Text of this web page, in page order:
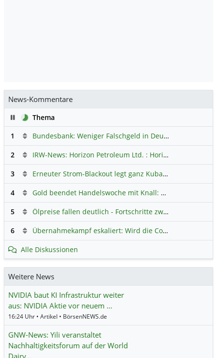
News-Kommentare
PauseThema
1
Bundesbank: Weniger Falschgeld in Deutschland
2 IRW-News: Horizon Petroleum Ltd. : Horizon Petroleum beginnt mit der Testförderung im Projekt Lachowice in Polen und schließt die Platzierung einer überzeichneten Wandelanleihe ab
3 Erneuter Strom-Blackout legt ganz Kuba lahm
4 Gold beendet Handelswoche mit Knall: Barrick Mining – Ist diese Aktie wieder ein Kauf?
5 Ölpreise fallen deutlich - Fortschritte zwischen USA und Iran belasten
6 Übernahmekampf eskaliert: Wird die Commerzbank italienisch?
Alle Diskussionen
Weitere News
NVIDIA baut KI Infrastruktur weiter
aus: NVIDIA Aktie vor neuem …
16:24 Uhr • Artikel • BörsenNEWS.de
GNW-News: Yili veranstaltet
Nachhaltigkeitsforum auf der World
Dairy…